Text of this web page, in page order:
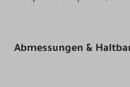
Abmessungen &